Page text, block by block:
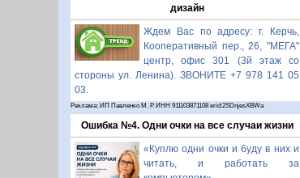
дизайн
Ждем Вас по адресу: г. Керчь,
Кооперативный пер., 26, "МЕГА"
центр, офис 301 (3й этаж со
стороны ул. Ленина). ЗВОНИТЕ +7 978 141 05
03.
Реклама: ИП Павленко М. Р. ИНН 911103871108 erid:2SDnjesXBWa
Ошибка №4. Одни очки на все случаи жизни
«Куплю одни очки и буду в них и
читать, и работать за